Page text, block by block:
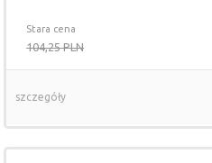
Stara cena
104,25 PLN
szczegóły